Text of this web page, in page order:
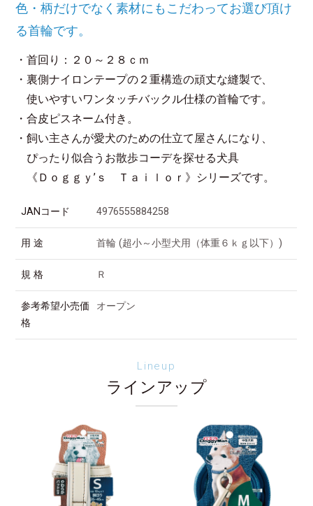
色・柄だけでなく素材にもこだわってお選び頂け
る首輪です。
・首回り：２０～２８ｃｍ
・裏側ナイロンテープの２重構造の頑丈な縫製で、
使いやすいワンタッチバックル仕様の首輪です。
・合皮ピスネーム付き。
・飼い主さんが愛犬のための仕立て屋さんになり、
ぴったり似合うお散歩コーデを探せる犬具
《Ｄｏｇｇｙ’ｓ Ｔａｉｌｏｒ》シリーズです。
JANコード 4976555884258
用 途 首輪 (超小～小型犬用（体重６ｋｇ以下）)
規 格 Ｒ
参考希望小売価
格
オープン
Lineup
ラインアップ